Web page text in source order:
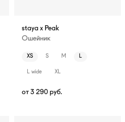
staya x Peak
Ошейник
XS S M L
L wide XL
от 3 290 руб.